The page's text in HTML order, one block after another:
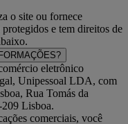
o site ou fornece
e tem direitos de
eletrônico
Unipessoal LDA, com
Rua Tomás da
Lisboa.
comerciais, você